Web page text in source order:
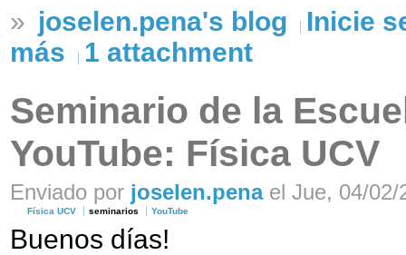
» joselen.pena's blog
Inicie
más
1 attachment
Seminario de la
YouTube: Física UCV
Enviado por joselen.penael Jue, 04/02/
Física UCV seminarios YouTube
Buenos días!